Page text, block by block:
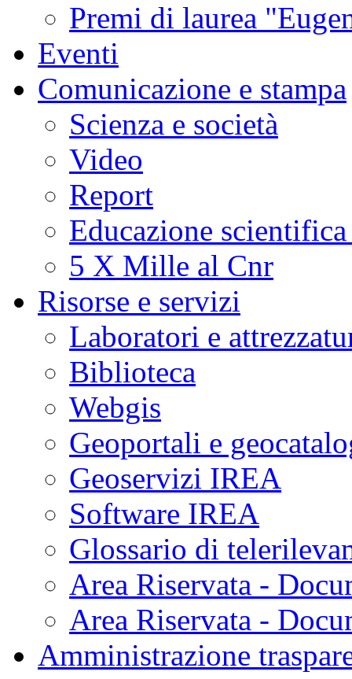
Premi di laurea
Eventi
Comunicazione e stampa
Scienza e società
Video
Report
Educazione
5 X Mille al Cnr
Risorse e servizi
Laboratori e
Biblioteca
Webgis
Geoportali e
Geoservizi IREA
Software IREA
Glossario di
Area Riservata -
Area Riservata -
Amministrazione